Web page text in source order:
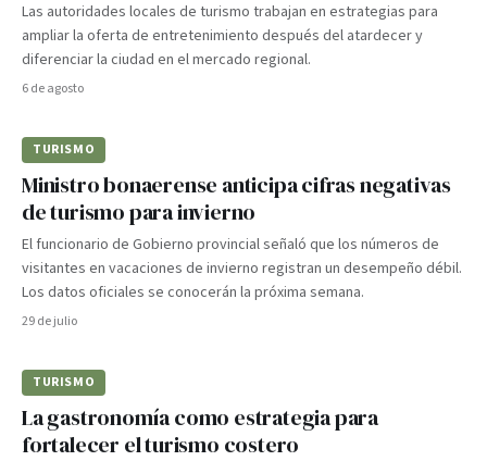
Las autoridades locales de turismo trabajan en estrategias para
ampliar la oferta de entretenimiento después del atardecer y
diferenciar la ciudad en el mercado regional.
6 de agosto
TURISMO
Ministro bonaerense anticipa cifras negativas
de turismo para invierno
El funcionario de Gobierno provincial señaló que los números de
visitantes en vacaciones de invierno registran un desempeño débil.
Los datos oficiales se conocerán la próxima semana.
29 de julio
TURISMO
La gastronomía como estrategia para
fortalecer el turismo costero